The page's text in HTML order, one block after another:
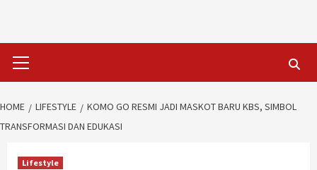
Menu
HOME LIFESTYLE
KOMO GO RESMI JADI MASKOT BARU KBS, SIMBOL
TRANSFORMASI DAN EDUKASI
Lifestyle